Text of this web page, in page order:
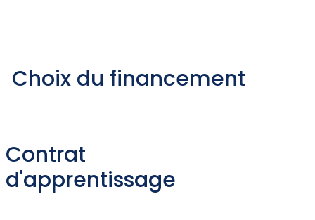
Choix du financement
Contrat
d'apprentissage